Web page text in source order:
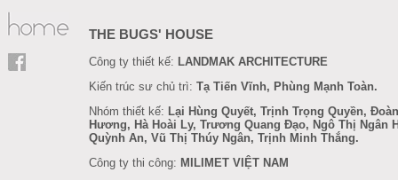
THE BUGS' HOUSE
Công ty thiết kế: LANDMAK ARCHITECTURE
Kiến trúc sư chủ trì: Tạ Tiến Vĩnh, Phùng Mạnh Toàn.
Nhóm thiết kế: Lại Hùng Quyết, Trịnh Trọng Quyền,
Hương, Hà Hoài Ly, Trương Quang Đạo, Ngô Thị Ngân
Quỳnh An, Vũ Thị Thúy Ngân, Trịnh Minh Thắng.
Công ty thi công: MILIMET VIỆT NAM